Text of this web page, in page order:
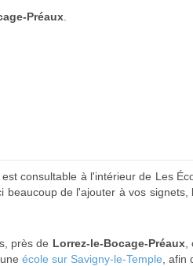
Préaux
est consultable à l'intérieur de Les
beaucoup de l'ajouter à vos signets,
près de Lorrez-le-Bocage-Préaux,
, une école sur Savigny-le-Temple ,